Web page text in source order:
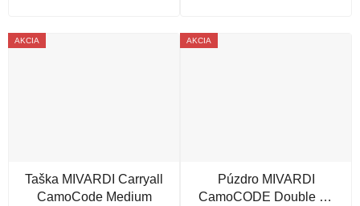
AKCIA
Taška MIVARDI Carryall
CamoCode Medium
AKCIA
Púzdro MIVARDI
CamoCODE Double na